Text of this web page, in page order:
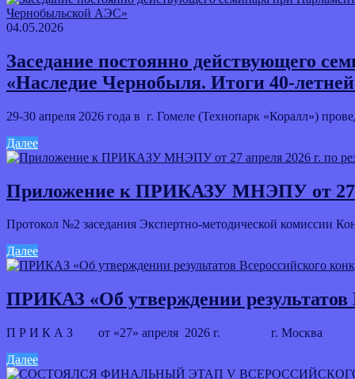
04.05.2026
Заседание постоянно действующего
«Наследие Чернобыля. Итоги 40-
29-30 апреля 2026 года в г. Гомеле (Технопарк «Коралл»)
Далее
Приложение к ПРИКАЗУ МНЭПУ от 27
Протокол №2 заседания Экспертно-методической
Далее
ПРИКАЗ «Об утверждении результатов
П Р И К А З от «27» апреля 2026 г. г.
Далее